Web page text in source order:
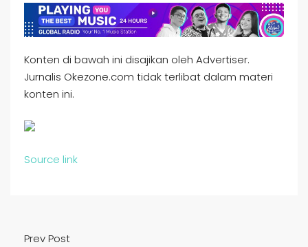
Konten di bawah ini disajikan oleh Advertiser.
Jurnalis Okezone.com tidak terlibat dalam materi
konten ini.
Source link
Prev Post